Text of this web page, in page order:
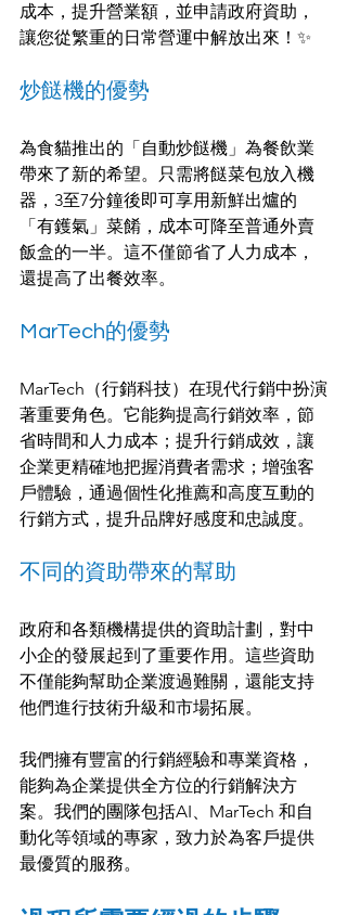
成本，提升營業額，並申請政府資助，
讓您從繁重的日常營運中解放出來！✨
炒餸機的優勢
為食貓推出的「自動炒餸機」為餐飲業
帶來了新的希望。只需將餸菜包放入機
器，3至7分鐘後即可享用新鮮出爐的
「有鑊氣」菜餚，成本可降至普通外賣
飯盒的一半。這不僅節省了人力成本，
還提高了出餐效率。
MarTech的優勢
MarTech（行銷科技）在現代行銷中扮演
著重要角色。它能夠提高行銷效率，節
省時間和人力成本；提升行銷成效，讓
企業更精確地把握消費者需求；增強客
戶體驗，通過個性化推薦和高度互動的
行銷方式，提升品牌好感度和忠誠度。
不同的資助帶來的幫助
政府和各類機構提供的資助計劃，對中
小企的發展起到了重要作用。這些資助
不僅能夠幫助企業渡過難關，還能支持
他們進行技術升級和市場拓展。
我們擁有豐富的行銷經驗和專業資格，
能夠為企業提供全方位的行銷解決方
案。我們的團隊包括AI、MarTech 和自
動化等領域的專家，致力於為客戶提供
最優質的服務。